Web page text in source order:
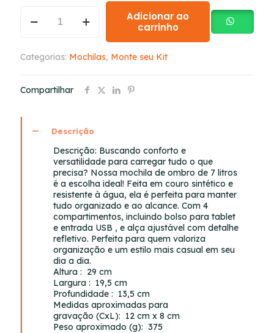
Adicionar ao
carrinho
Categorias: Mochilas, Monte seu Kit
Compartilhar
Descrição
Descrição: Buscando conforto e
versatilidade para carregar tudo o que
precisa? Nossa mochila de ombro de 7 litros
é a escolha ideal! Feita em couro sintético e
resistente à água, ela é perfeita para manter
tudo organizado e ao alcance. Com 4
compartimentos, incluindo bolso para tablet
e entrada USB , e alça ajustável com detalhe
refletivo. Perfeita para quem valoriza
organização e um estilo mais casual em seu
dia a dia.
Altura : 29 cm
Largura : 19,5 cm
Profundidade : 13,5 cm
Medidas aproximadas para
gravação (CxL): 12 cm x 8 cm
Peso aproximado (g): 375